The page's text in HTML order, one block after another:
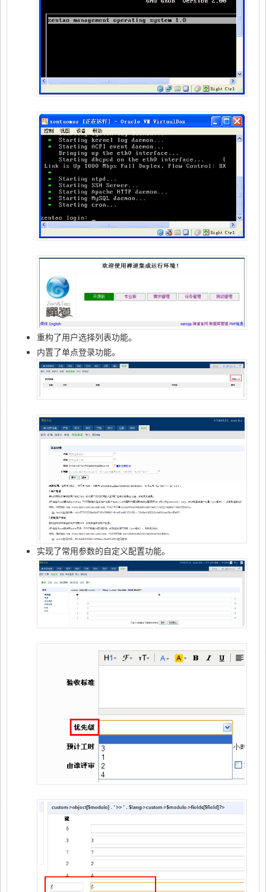
重构了用户选择列表功能。
内置了单点登录功能。
实现了常用参数的自定义配置功能。